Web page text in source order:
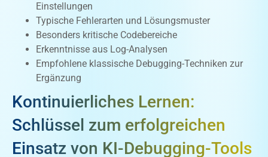
Einstellungen
Typische Fehlerarten und Lösungsmuster
Besonders kritische Codebereiche
Erkenntnisse aus Log-Analysen
Empfohlene klassische Debugging-Techniken zur
Ergänzung
Kontinuierliches Lernen:
Schlüssel zum erfolgreichen
Einsatz von KI-Debugging-Tools